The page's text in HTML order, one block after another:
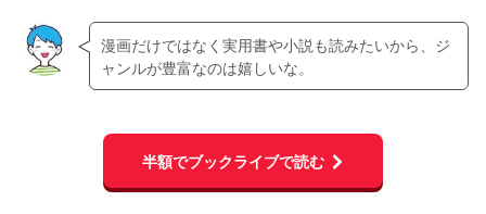
漫画だけではなく実用書や小説も読みたいから、ジ
ャンルが豊富なのは嬉しいな。
半額でブックライブで読む